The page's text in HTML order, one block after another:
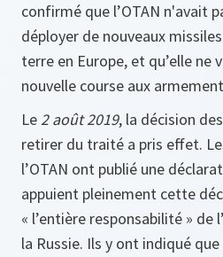
confirmé que l’OTAN n'avait
déployer de nouveaux
terre en Europe, et qu’elle ne
nouvelle course aux
Le2 août 2019, la décision
retirer du traité a pris effet.
l’OTAN ont publié une
appuient pleinement cette
« l’entière responsabilité »
la Russie. Ils y ont indiqué